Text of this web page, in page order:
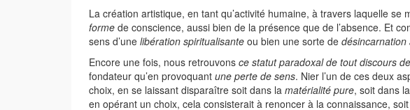
La création artistique, en tant qu’activité humaine, à travers laquelle se
forme de conscience, aussi bien de la présence que de l’absence. Et
sens d’une libération spiritualisante ou bien une sorte de désincarnation
Encore une fois, nous retrouvons ce statut paradoxal de tout discours
fondateur qu’en provoquant une perte de sens. Nier l’un de ces deux
choix, en se laissant disparaître soit dans la matérialité pure, soit dans la
en opérant un choix, cela consisterait à renoncer à la connaissance,